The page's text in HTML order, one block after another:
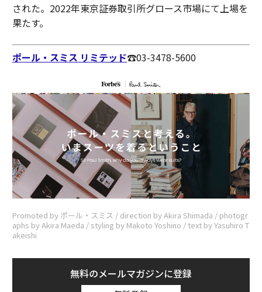
された。2022年東京証券取引所グロース市場にて上場を
果たす。
ポール・スミス リミテッド☎︎03-3478-5600
Promoted by ポール・スミス / direction by Akira Shimada / photogr
aphs by Akira Maeda / styling by Makoto Yoshino / text by Yasuhiro T
akeishi
無料のメールマガジンに登録